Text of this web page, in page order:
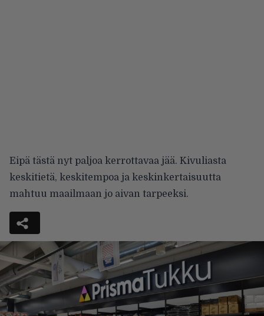
Eipä tästä nyt paljoa kerrottavaa jää. Kivuliasta
keskitietä, keskitempoa ja keskinkertaisuutta
mahtuu maailmaan jo aivan tarpeeksi.